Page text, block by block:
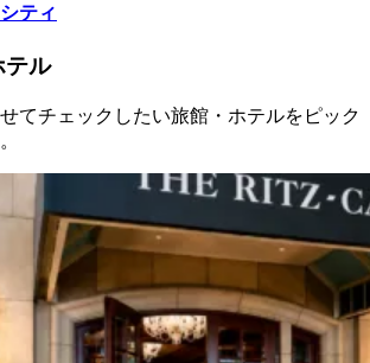
ティ
テル
てチェックしたい旅館・ホテルをピック